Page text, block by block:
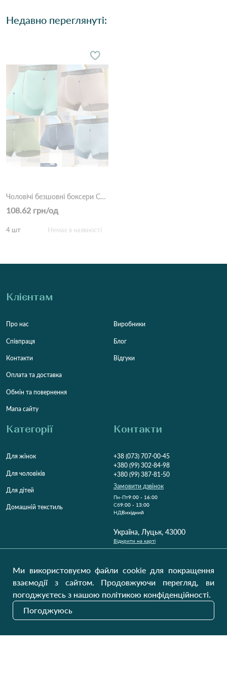
Недавно переглянуті:
Чоловічі безшовні боксери Chale Kule 1646 Різні кольори
108.62 грн/од
4 шт Немає в наявності
Клієнтам
Про нас
Співпраця
Контакти
Оплата та доставка
Обмін та повернення
Мапа сайту
Виробники
Блог
Відгуки
Категорії
Для жінок
Для чоловіків
Для дітей
Домашній текстиль
Контакти
+38 (073) 707-00-45
+380 (99) 302-84-98
+380 (99) 387-81-50
Замовити дзвінок
Пн-Пт9:00 - 16:00
Cб9:00 - 13:00
НДВихідний
Україна, Луцьк, 43000
Відкрити на карті
Надіслати
Ми використовуємо файли cookie для покращення
взаємодії з сайтом. Продовжуючи перегляд, ви
погоджуєтесь з нашою політикою конфіденційності.
Погоджуюсь